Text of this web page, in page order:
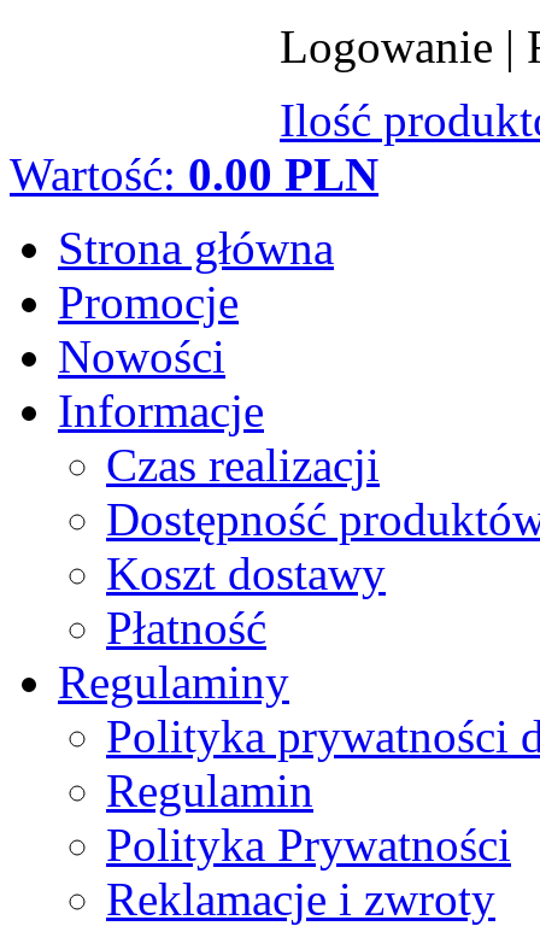
Logowanie |
Ilość
Wartość: 0.00 PLN
Strona główna
Promocje
Nowości
Informacje
Czas realizacji
Dostępność
Koszt dostawy
Płatność
Regulaminy
Polityka prywatności
Regulamin
Polityka Prywatności
Reklamacje i zwroty